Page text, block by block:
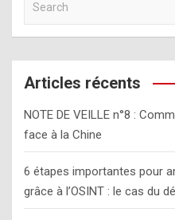
a
r
c
Articles récents
NOTE DE VEILLE n°8 :
face à la Chine
6 étapes importantes pour
grâce à l’OSINT : le cas du